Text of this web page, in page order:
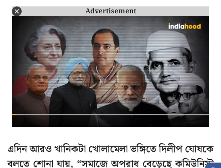
Advertisement
এদিন আরও খানিকটা খোলামেলা ভঙ্গিতে দিলীপ ঘোষকে
বলতে শোনা যায়, “সমাজে অপরাধ বেড়েছে কমিউনিস্ট